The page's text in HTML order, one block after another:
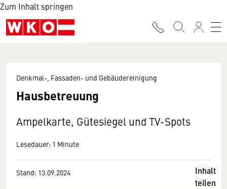
Zum Inhalt springen
Denkmal-, Fassaden- und Gebäudereinigung
Hausbetreuung
Ampelkarte, Gütesiegel und TV-Spots
Lesedauer: 1 Minute
Stand: 13.09.2024
Inhalt
teilen